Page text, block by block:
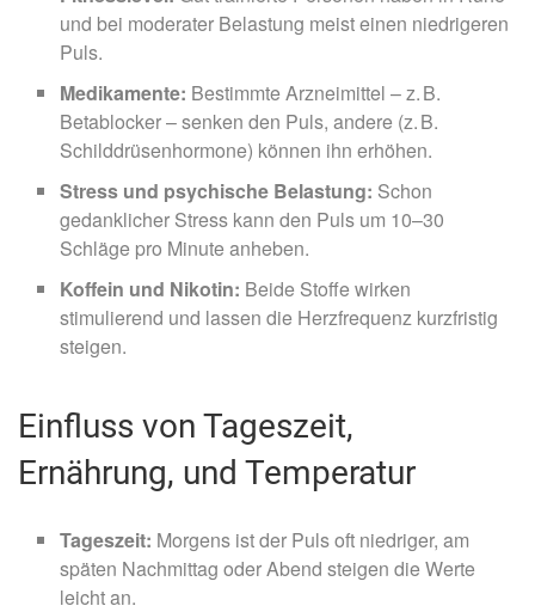
und bei moderater Belastung meist einen niedrigeren
Puls.
Medikamente: Bestimmte Arzneimittel – z. B.
Betablocker – senken den Puls, andere (z. B.
Schilddrüsenhormone) können ihn erhöhen.
Stress und psychische Belastung: Schon
gedanklicher Stress kann den Puls um 10–30
Schläge pro Minute anheben.
Koffein und Nikotin: Beide Stoffe wirken
stimulierend und lassen die Herzfrequenz kurzfristig
steigen.
Einfluss von Tageszeit,
Ernährung, und Temperatur
Tageszeit: Morgens ist der Puls oft niedriger, am
späten Nachmittag oder Abend steigen die Werte
leicht an.